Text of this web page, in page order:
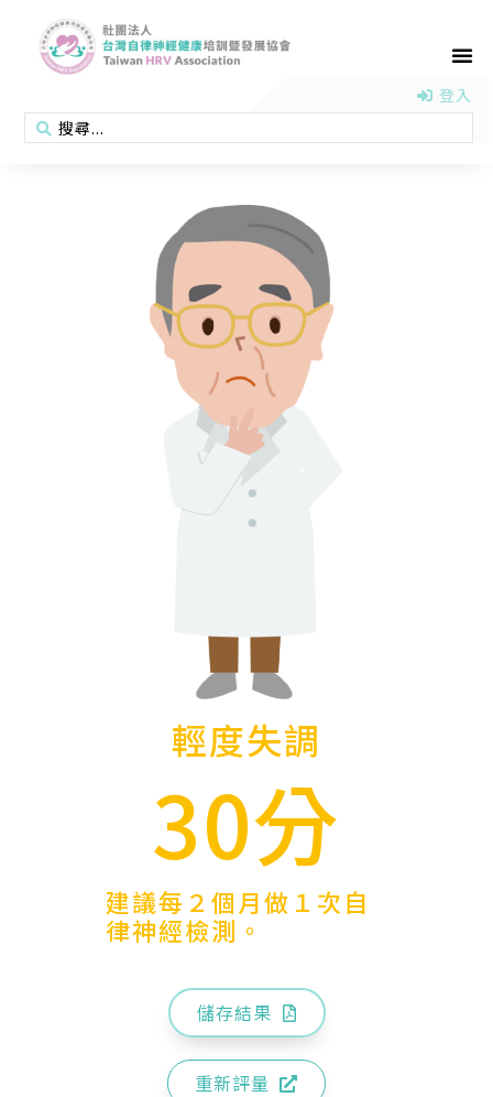
登入
輕度失調
30分
建議每２個月做１次自
律神經檢測。
儲存結果
重新評量